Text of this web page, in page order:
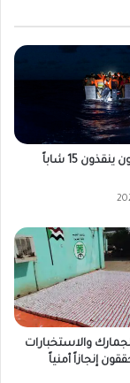
صيادون ليبيون ينقذون 15 شاباً
والاستخبارات
إنجازاً أمنياً